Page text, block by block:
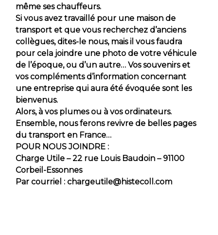
même ses chauffeurs.
Si vous avez travaillé pour une maison de
transport et que vous recherchez d’anciens
collègues, dites-le nous, mais il vous faudra
pour cela joindre une photo de votre véhicule
de l’époque, ou d’un autre… Vos souvenirs et
vos compléments d’information concernant
une entreprise qui aura été évoquée sont les
bienvenus.
Alors, à vos plumes ou à vos ordinateurs.
Ensemble, nous ferons revivre de belles pages
du transport en France…
POUR NOUS JOINDRE :
Charge Utile – 22 rue Louis Baudoin – 91100
Corbeil-Essonnes
Par courriel : chargeutile@histecoll.com